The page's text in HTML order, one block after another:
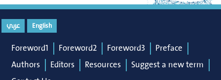
English عربي
Foreword1 Foreword2 Foreword3
Preface
Authors
Editors Resources
Suggest a new term